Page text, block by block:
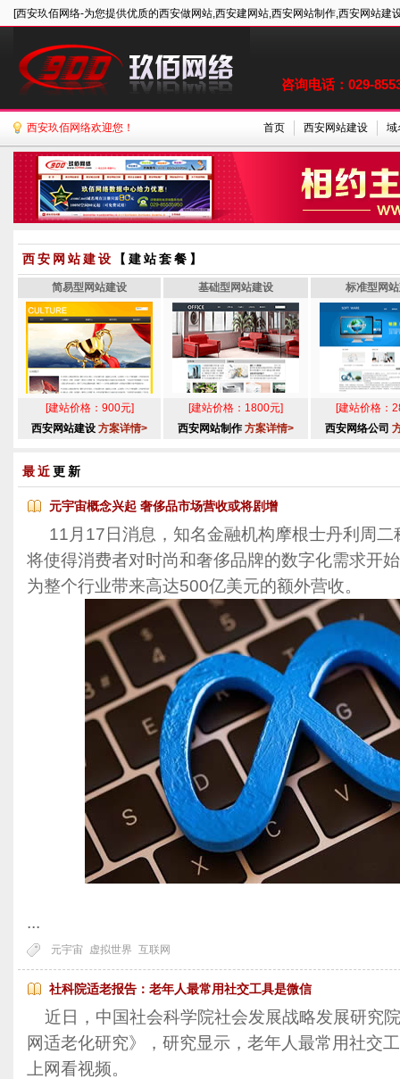
[西安玖佰网络-为您提供优质的西安做网站,西安建网站,西安网站制作,西安网站建
咨询电话：029-
西安玖佰网络欢迎您！ 首页 西安网站建设 域
西安网站建设 【建站套餐】
简易型网站建设
[建站价格：900元]
西安网站建设 方案详情>
基础型网站建设
[建站价格：1800元]
西安网站制作 方案详情>
标准型网
[建站价格：
西安网络公司
最近更新
元宇宙概念兴起 奢侈品市场营收或将剧增
11月17日消息，知名金融机构摩根士丹利周二
将使得消费者对时尚和奢侈品牌的数字化需求开
为整个行业带来高达500亿美元的额外营收。
...
元宇宙 虚拟世界 互联网
社科院适老报告：老年人最常用社交工具是微信
近日，中国社会科学院社会发展战略发展研究
网适老化研究》，研究显示，老年人最常用社交
上网看视频。